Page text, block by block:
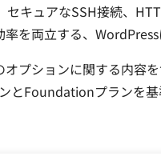
セキュアなSSH接続、
を両立する、
プションに関する内容
とFoundationプランを基